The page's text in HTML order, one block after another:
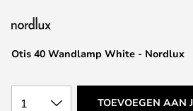
afbeeldingen-
Otis 40 Wandlamp White - Nordlux
1 TOEVOEGEN AAN